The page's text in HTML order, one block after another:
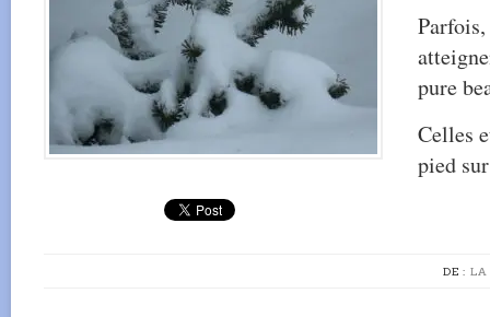
pure
Celles
pied
DE : LA